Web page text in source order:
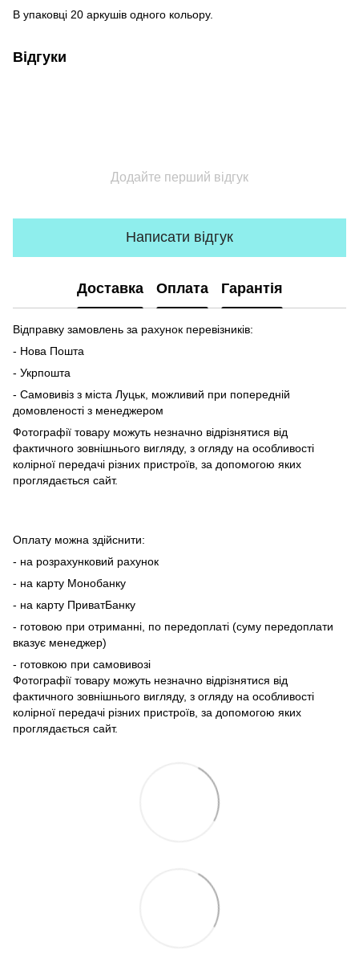
В упаковці 20 аркушів одного кольору.
Відгуки
Додайте перший відгук
Написати відгук
Доставка Оплата Гарантія
Відправку замовлень за рахунок перевізників:
- Нова Пошта
- Укрпошта
- Самовивіз з міста Луцьк, можливий при попередній
домовленості з менеджером
Фотографії товару можуть незначно відрізнятися від
фактичного зовнішнього вигляду, з огляду на особливості
колірної передачі різних пристроїв, за допомогою яких
проглядається сайт.
Оплату можна здійснити:
- на розрахунковий рахунок
- на карту Монобанку
- на карту ПриватБанку
- готовою при отриманні, по передоплаті (суму передоплати
вказує менеджер)
- готовкою при самовивозі
Фотографії товару можуть незначно відрізнятися від
фактичного зовнішнього вигляду, з огляду на особливості
колірної передачі різних пристроїв, за допомогою яких
проглядається сайт.